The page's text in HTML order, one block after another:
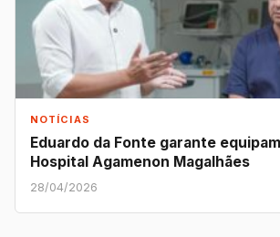
NOTÍCIAS
Eduardo da Fonte garante
Hospital Agamenon Magalhães
28/04/2026